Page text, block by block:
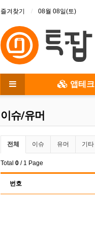
즐겨찾기 08월 08일(토)
앱테크
이슈/유머
이슈/유머 분류 목록
전체 이슈 유머 기타
Total 0 / 1 Page
번호